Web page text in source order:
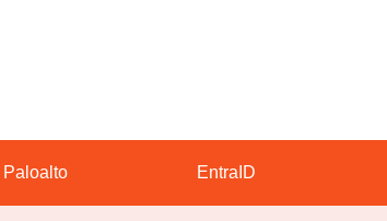
Paloalto EntraID